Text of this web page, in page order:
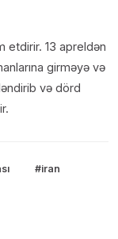
etdirir. 13 apreldən
girməyə və
və dörd
#iran